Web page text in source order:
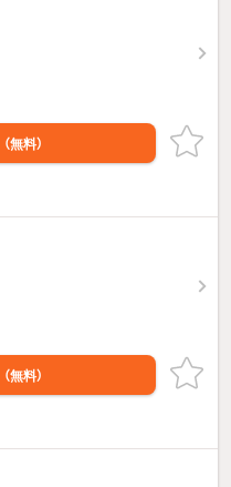
（無料）
（無料）